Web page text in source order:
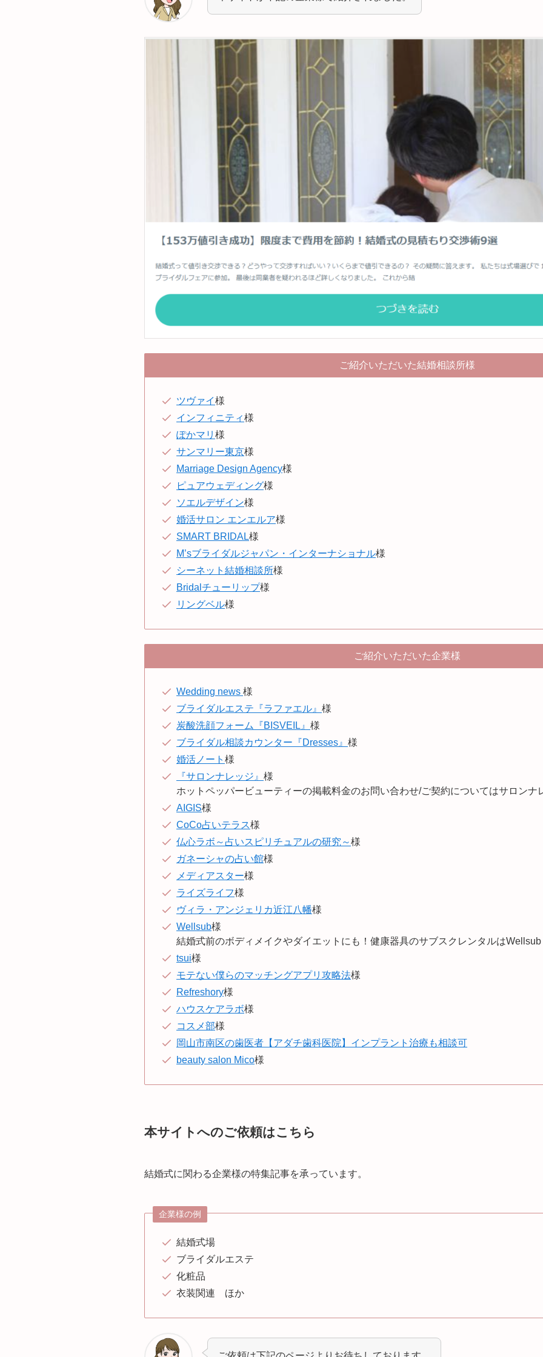
ご紹介いただいた結婚相談所様
ツヴァイ様
インフィニティ様
ぽかマリ 様
サンマリー東京様
Marriage Design Agency様
ピュアウェディング様
ソエルデザイン様
婚活サロン エンエルア様
SMART BRIDAL様
M’sブライダルジャパン・インターナショナル様
シーネット結婚相談所様
Bridalチューリップ様
リングベル様
ご紹介いただいた企業様
Wedding news 様
ブライダルエステ『ラファエル』 様
炭酸洗顔フォーム『BISVEIL』 様
ブライダル相談カウンター『Dresses』 様
婚活ノート 様
『サロンナレッジ』 様
ホットペッパービューティーの掲載料金のお問い合わせ/ご契約についてはサロンナ
AIGIS様
CoCo占いテラス様
仏心ラボ～占いスピリチュアルの研究～様
ガネーシャの占い館様
メディアスター様
ライズライフ様
ヴィラ・アンジェリカ近江八幡様
Wellsub様
結婚式前のボディメイクやダイエットにも！健康器具のサブスクレンタルはWellsub
tsui様
モテない僕らのマッチングアプリ攻略法様
Refreshory様
ハウスケアラボ様
コスメ部様
岡山市南区の歯医者【アダチ歯科医院】インプラント治療も相談可
beauty salon Mico様
本サイトへのご依頼はこちら
結婚式に関わる企業様の特集記事を承っています。
企業様の例
結婚式場
ブライダルエステ
化粧品
衣装関連 ほか